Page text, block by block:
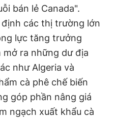
bán lẻ Canada".
các thị trường lớn
lực tăng trưởng
ra những dư địa
như Algeria và
cà phê chế biến
góp phần nâng giá
ngạch xuất khẩu cà